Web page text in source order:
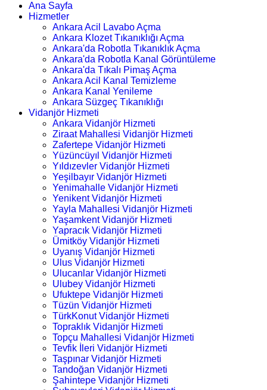
Ana Sayfa
Hizmetler
Ankara Acil Lavabo Açma
Ankara Klozet Tıkanıklığı Açma
Ankara'da Robotla Tıkanıklık Açma
Ankara'da Robotla Kanal Görüntüleme
Ankara'da Tıkalı Pimaş Açma
Ankara Acil Kanal Temizleme
Ankara Kanal Yenileme
Ankara Süzgeç Tıkanıklığı
Vidanjör Hizmeti
Ankara Vidanjör Hizmeti
Ziraat Mahallesi Vidanjör Hizmeti
Zafertepe Vidanjör Hizmeti
Yüzüncüyıl Vidanjör Hizmeti
Yıldızevler Vidanjör Hizmeti
Yeşilbayır Vidanjör Hizmeti
Yenimahalle Vidanjör Hizmeti
Yenikent Vidanjör Hizmeti
Yayla Mahallesi Vidanjör Hizmeti
Yaşamkent Vidanjör Hizmeti
Yapracık Vidanjör Hizmeti
Ümitköy Vidanjör Hizmeti
Uyanış Vidanjör Hizmeti
Ulus Vidanjör Hizmeti
Ulucanlar Vidanjör Hizmeti
Ulubey Vidanjör Hizmeti
Ufuktepe Vidanjör Hizmeti
Tüzün Vidanjör Hizmeti
TürkKonut Vidanjör Hizmeti
Topraklık Vidanjör Hizmeti
Topçu Mahallesi Vidanjör Hizmeti
Tevfik İleri Vidanjör Hizmeti
Taşpınar Vidanjör Hizmeti
Tandoğan Vidanjör Hizmeti
Şahintepe Vidanjör Hizmeti